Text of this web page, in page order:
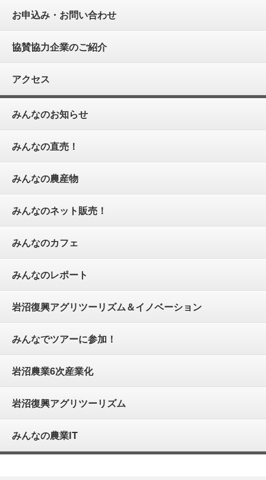
お申込み・お問い合わせ
協賛協力企業のご紹介
アクセス
みんなのお知らせ
みんなの直売！
みんなの農産物
みんなのネット販売！
みんなのカフェ
みんなのレポート
岩沼復興アグリツーリズム＆イノベーション
みんなでツアーに参加！
岩沼農業6次産業化
岩沼復興アグリツーリズム
みんなの農業IT